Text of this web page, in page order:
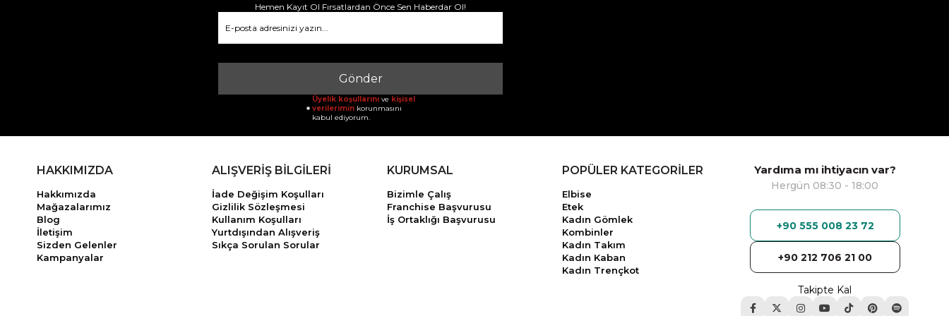
Hemen Kayıt Ol Fırsatlardan Önce Sen Haberdar Ol!
Gönder
Üyelik koşullarını ve kişisel
verilerimin korunmasını
kabul ediyorum.
HAKKIMIZDA
Hakkımızda
Mağazalarımız
Blog
İletişim
Sizden Gelenler
Kampanyalar
ALIŞVERİŞ BİLGİLERİ
İade Değişim Koşulları
Gizlilik Sözleşmesi
Kullanım Koşulları
Yurtdışından Alışveriş
Sıkça Sorulan Sorular
KURUMSAL
Bizimle Çalış
Franchise Başvurusu
İş Ortaklığı Başvurusu
POPÜLER KATEGORİLER
Elbise
Etek
Kadın Gömlek
Kombinler
Kadın Takım
Kadın Kaban
Kadın Trençkot
Yardıma mı ihtiyacın var?
Hergün 08:30 - 18:00
+90 555 008 23 72
+90 212 706 21 00
Takipte Kal